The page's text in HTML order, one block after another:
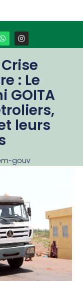
: Le
GOITA
leurs
gouv